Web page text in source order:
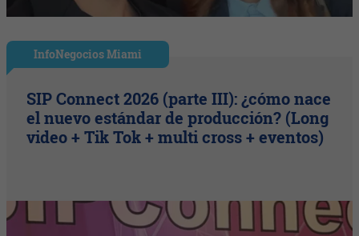
InfoNegocios Miami
SIP Connect 2026 (parte III): ¿cómo nace
el nuevo estándar de producción? (Long
video + Tik Tok + multi cross + eventos)